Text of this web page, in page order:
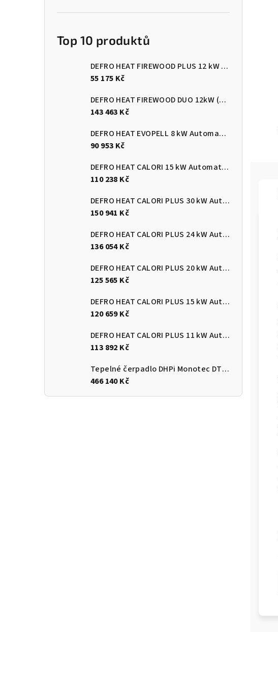
Top 10 produktů
DEFRO HEAT FIREWOOD PLUS 12 kW Kotel na dřevo s ručním přikládáním
55 175 Kč
DEFRO HEAT FIREWOOD DUO 12kW (pelety/dřevo)
143 463 Kč
DEFRO HEAT EVOPELL 8 kW Automatický kotel na pelety
90 953 Kč
DEFRO HEAT CALORI 15 kW Automatický kotel na pelety
110 238 Kč
DEFRO HEAT CALORI PLUS 30 kW Automatický kotel na pelety
150 941 Kč
DEFRO HEAT CALORI PLUS 24 kW Automatický kotel na pelety
136 054 Kč
DEFRO HEAT CALORI PLUS 20 kW Automatický kotel na pelety
125 565 Kč
DEFRO HEAT CALORI PLUS 15 kW Automatický kotel na pelety
120 659 Kč
DEFRO HEAT CALORI PLUS 11 kW Automatický kotel na pelety
113 892 Kč
Tepelné čerpadlo DHPi Monotec DTi 200 12kW
466 140 Kč